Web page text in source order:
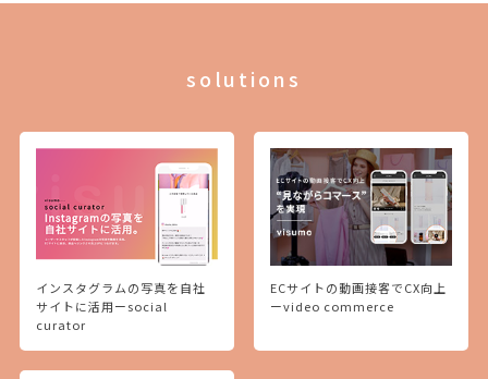
solutions
インスタグラムの写真を自社
サイトに活用ーsocial
curator
ECサイトの動画接客でCX向上
ーvideo commerce